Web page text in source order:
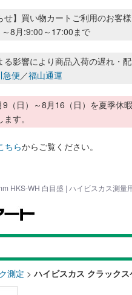
せ】買い物カートご利用のお客
8月:9:00～17:00まで
る影響により商品入荷の遅れ・
急便／福山通運
（日）～8月16（日）を夏季休
す。
ちらからご覧ください。
HKS-WH 白目盛 | ハイビスカス測量
測定 >ハイビスカス クラック